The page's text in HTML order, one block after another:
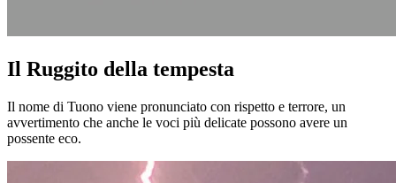
Il Ruggito della tempesta
Il nome di Tuono viene pronunciato con rispetto e terrore, un
avvertimento che anche le voci più delicate possono avere un
possente eco.